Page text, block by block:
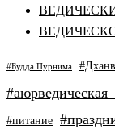
#Будда Пурнима
#питание